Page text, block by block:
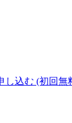
し込む (初回無